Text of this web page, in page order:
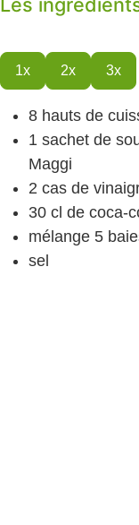
1x 2x 3x
8 hauts de
1 sachet de
Maggi
2 cas de
30 cl de coca-
mélange 5
sel